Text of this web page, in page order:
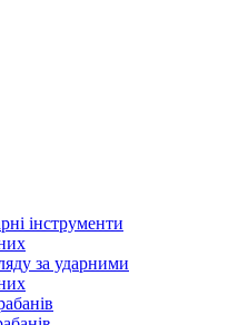
інструменти
за ударними